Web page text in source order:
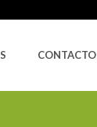
CONTACTO